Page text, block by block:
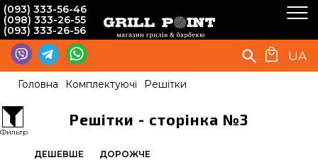
(093) 333-56-46
(098) 333-26-55
(093) 333-26-56
UA
Головна Комплектуючі Решітки
Решітки - сторінка №3
ДЕШЕВШЕ ДОРОЖЧЕ
Фильтр